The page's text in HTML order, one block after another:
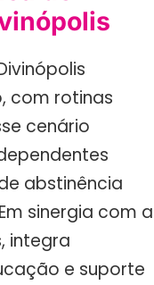
com rotinas
cenário
abstinência
sinergia com a
integra
e suporte